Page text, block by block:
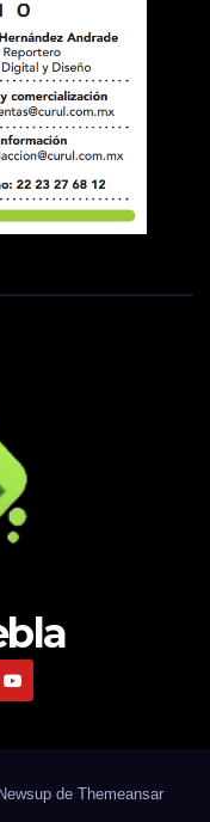
de Themeansar